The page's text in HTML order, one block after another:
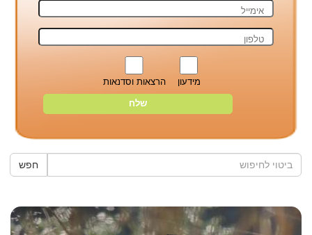
מידעון הרצאות וסדנאות
חפש